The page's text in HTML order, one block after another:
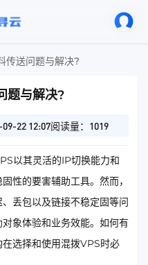
传送问题与解决?
题与解决?
22 12:07阅读量：1019
以其灵活的IP切换能力和
性的要害辅助工具。然而，
丢包以及链接不稳定固等问
象体验和业务效能。如何有
选择和使用混拨VPS时必